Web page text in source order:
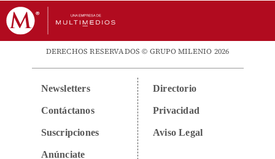
DERECHOS RESERVADOS © GRUPO MILENIO 2026
Newsletters
Contáctanos
Suscripciones
Anúnciate
Directorio
Privacidad
Aviso Legal